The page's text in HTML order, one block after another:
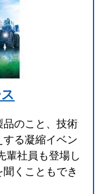
る
品のこと、技術
る凝縮イベン
輩社員も登場し
くこともでき